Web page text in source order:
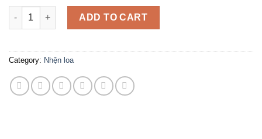
Nhện Loa Cao Cấp 185*99,8*3,85 quantity
ADD TO CART
Category: Nhện loa